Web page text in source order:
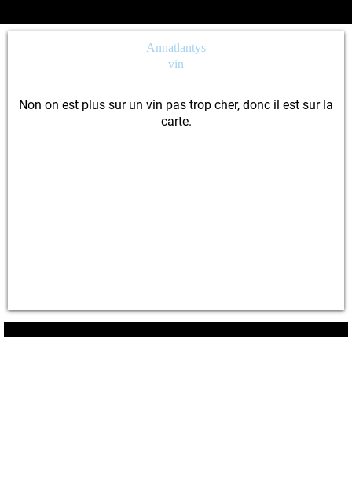
Annatlantys
vin
Non on est plus sur un vin pas trop cher, donc il est sur la
carte.